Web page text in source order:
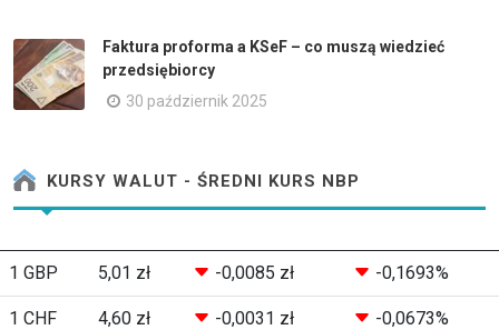
Faktura proforma a KSeF – co muszą wiedzieć
przedsiębiorcy
30 październik 2025
KURSY WALUT - ŚREDNI KURS NBP
1 GBP 5,01 zł -0,0085 zł -0,1693%
1 CHF 4,60 zł -0,0031 zł -0,0673%